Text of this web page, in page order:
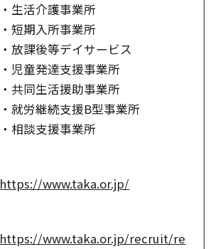
・生活介護事業所
・短期入所事業所
・放課後等デイサービス
・児童発達支援事業所
・共同生活援助事業所
・就労継続支援B型事業所
・相談支援事業所
https://www.taka.or.jp/
https://www.taka.or.jp/recruit/re